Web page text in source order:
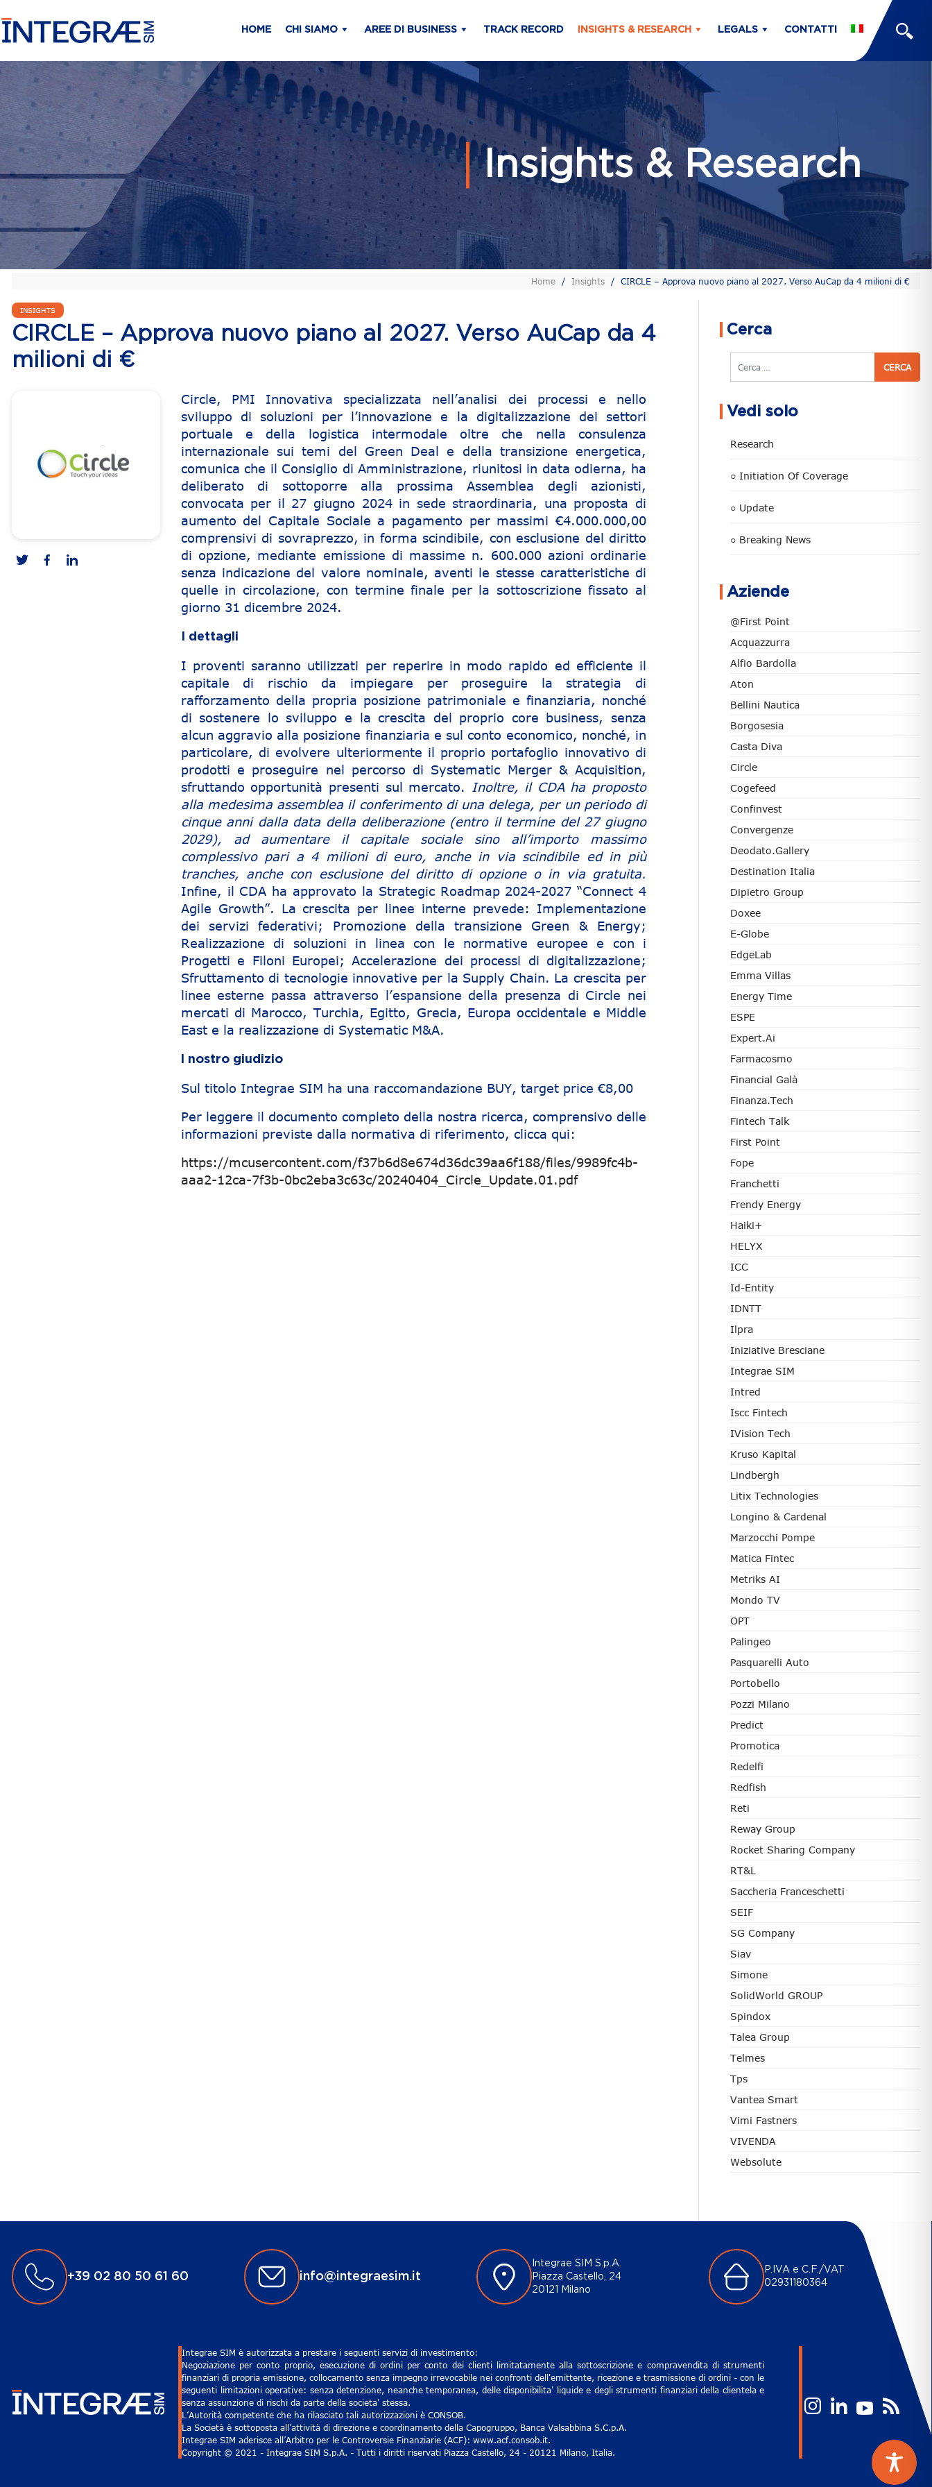
HOME CHI SIAMO AREE DI BUSINESS TRACK RECORD INSIGHTS & RESEARCH LEGALS CONTATTI
Insights & Research
Home / Insights / CIRCLE – Approva nuovo piano al 2027. Verso AuCap da 4 milioni di €
INSIGHTS
CIRCLE – Approva nuovo piano al 2027. Verso AuCap da 4
milioni di €
Circle, PMI Innovativa specializzata nell’analisi dei processi e nello
sviluppo di soluzioni per l’innovazione e la digitalizzazione dei settori
portuale e della logistica intermodale oltre che nella consulenza
internazionale sui temi del Green Deal e della transizione energetica,
comunica che il Consiglio di Amministrazione, riunitosi in data odierna, ha
deliberato di sottoporre alla prossima Assemblea degli azionisti,
convocata per il 27 giugno 2024 in sede straordinaria, una proposta di
aumento del Capitale Sociale a pagamento per massimi €4.000.000,00
comprensivi di sovraprezzo, in forma scindibile, con esclusione del diritto
di opzione, mediante emissione di massime n. 600.000 azioni ordinarie
senza indicazione del valore nominale, aventi le stesse caratteristiche di
quelle in circolazione, con termine finale per la sottoscrizione fissato al
giorno 31 dicembre 2024.
I dettagli
I proventi saranno utilizzati per reperire in modo rapido ed efficiente il
capitale di rischio da impiegare per proseguire la strategia di
rafforzamento della propria posizione patrimoniale e finanziaria, nonché
di sostenere lo sviluppo e la crescita del proprio core business, senza
alcun aggravio alla posizione finanziaria e sul conto economico, nonché, in
particolare, di evolvere ulteriormente il proprio portafoglio innovativo di
prodotti e proseguire nel percorso di Systematic Merger & Acquisition,
sfruttando opportunità presenti sul mercato. Inoltre, il CDA ha proposto
alla medesima assemblea il conferimento di una delega, per un periodo di
cinque anni dalla data della deliberazione (entro il termine del 27 giugno
2029), ad aumentare il capitale sociale sino all’importo massimo
complessivo pari a 4 milioni di euro, anche in via scindibile ed in più
tranches, anche con esclusione del diritto di opzione o in via gratuita.
Infine, il CDA ha approvato la Strategic Roadmap 2024-2027 “Connect 4
Agile Growth”. La crescita per linee interne prevede: Implementazione
dei servizi federativi; Promozione della transizione Green & Energy;
Realizzazione di soluzioni in linea con le normative europee e con i
Progetti e Filoni Europei; Accelerazione dei processi di digitalizzazione;
Sfruttamento di tecnologie innovative per la Supply Chain. La crescita per
linee esterne passa attraverso l’espansione della presenza di Circle nei
mercati di Marocco, Turchia, Egitto, Grecia, Europa occidentale e Middle
East e la realizzazione di Systematic M&A.
l nostro giudizio
Sul titolo Integrae SIM ha una raccomandazione BUY, target price €8,00
Per leggere il documento completo della nostra ricerca, comprensivo delle
informazioni previste dalla normativa di riferimento, clicca qui:
https://mcusercontent.com/f37b6d8e674d36dc39aa6f188/files/9989fc4b-
aaa2-12ca-7f3b-0bc2eba3c63c/20240404_Circle_Update.01.pdf
Cerca
Cerca
Vedi solo
Research
○ Initiation Of Coverage
○ Update
○ Breaking News
Aziende
@First Point
Acquazzurra
Alfio Bardolla
Aton
Bellini Nautica
Borgosesia
Casta Diva
Circle
Cogefeed
Confinvest
Convergenze
Deodato.Gallery
Destination Italia
Dipietro Group
Doxee
E-Globe
EdgeLab
Emma Villas
Energy Time
ESPE
Expert.ai
Farmacosmo
Financial Galà
Finanza.tech
Fintech Talk
First Point
Fope
Franchetti
Frendy Energy
Haiki+
HELYX
ICC
Id-Entity
IDNTT
Ilpra
Iniziative Bresciane
Integrae SIM
Intred
Iscc Fintech
IVision Tech
Kruso Kapital
Lindbergh
Litix Technologies
Longino & Cardenal
Marzocchi Pompe
Matica Fintec
Metriks AI
Mondo TV
OPT
Palingeo
Pasquarelli Auto
Portobello
Pozzi Milano
Predict
Promotica
Redelfi
Redfish
Reti
Reway Group
Rocket Sharing Company
RT&L
Saccheria Franceschetti
SEIF
SG Company
Siav
Simone
SolidWorld GROUP
Spindox
Talea Group
Telmes
Tps
Vantea Smart
Vimi Fastners
VIVENDA
Websolute
+39 02 80 50 61 60 info@integraesim.it
Integrae SIM S.p.A.
Piazza Castello, 24
20121 Milano
P.IVA e C.F./VAT
02931180364
Integrae SIM è autorizzata a prestare i seguenti servizi di investimento:
Negoziazione per conto proprio, esecuzione di ordini per conto dei clienti limitatamente alla sottoscrizione e compravendita di strumenti
finanziari di propria emissione, collocamento senza impegno irrevocabile nei confronti dell'emittente, ricezione e trasmissione di ordini - con le
seguenti limitazioni operative: senza detenzione, neanche temporanea, delle disponibilita' liquide e degli strumenti finanziari della clientela e
senza assunzione di rischi da parte della societa' stessa.
L’Autorità competente che ha rilasciato tali autorizzazioni è CONSOB.
La Società è sottoposta all’attività di direzione e coordinamento della Capogruppo, Banca Valsabbina S.C.p.A.
Integrae SIM aderisce all’Arbitro per le Controversie Finanziarie (ACF): www.acf.consob.it.
Copyright © 2021 - Integrae SIM S.p.A. - Tutti i diritti riservati Piazza Castello, 24 - 20121 Milano, Italia.